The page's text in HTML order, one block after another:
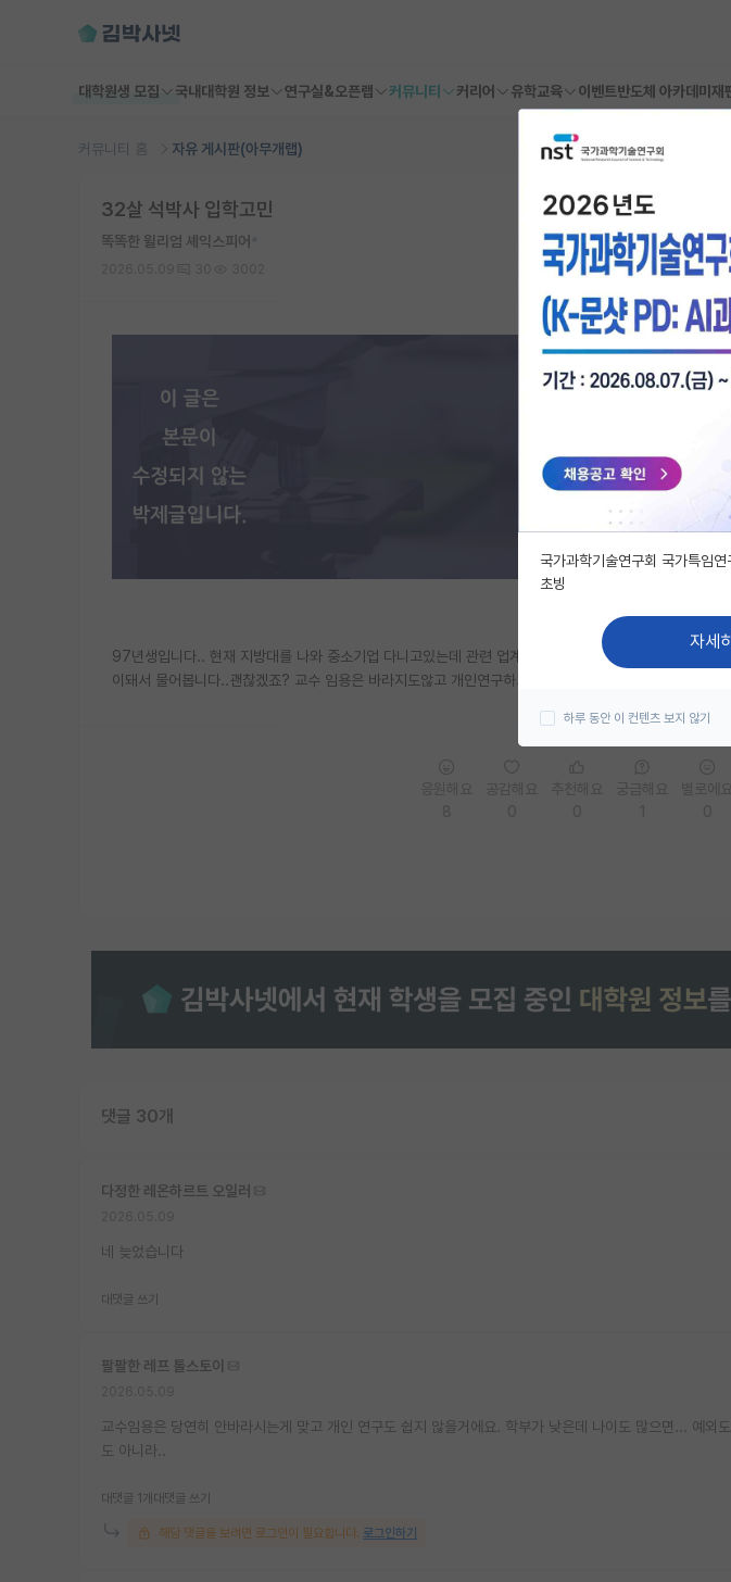
대학원생 모집 국내대학원 정보 연구실&오픈랩 커뮤니티 커리어 유학교육 이벤트반도체 아카데미 재
커뮤니티 홈 자유 게시판(아무개랩)
32살 석박사 입학고민
똑똑한 윌리엄 셰익스피어
97년생입니다.. 현재 지방대를 나와 중소기업 다니고있는데 관련 업계 기술사를 따고 연구쪽으로 더 깊
이돼서 물어봅니다..괜찮겠죠? 교수 임용은 바라지도않고 개인연구하고 사업도하고 살고싶네요..
댓글 30개
다정한 레온하르트 오일러
네 늦었습니다
대댓글 쓰기
팔팔한 레프 톨스토이
교수임용은 당연히 안바라시는게 맞고 개인 연구도 쉽지 않을거에요. 학부가 낮은데 나이도 많으면... 예외
도 아니라..
대댓글 1개 대댓글 쓰기
해당 댓글을 보려면 로그인이 필요합니다. 로그인하기
국가과학기술연구회 국가특임
초빙
자세
하루 동안 이 컨텐츠 보지 않기